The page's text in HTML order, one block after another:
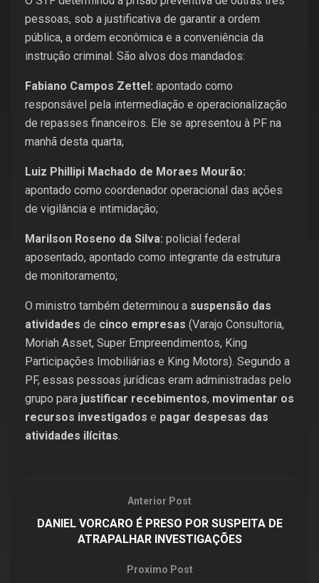
pessoas, sob a justificativa de garantir a ordem
pública, a ordem econômica e a conveniência da
instrução criminal. São alvos dos mandados:
Fabiano Campos Zettel: apontado como
responsável pela intermediação e operacionalização
de repasses financeiros. Ele se apresentou à PF na
manhã desta quarta;
Luiz Phillipi Machado de Moraes Mourão:
apontado como coordenador operacional das ações
de vigilância e intimidação;
Marilson Roseno da Silva: policial federal
aposentado, apontado como integrante da estrutura
de monitoramento;
O ministro também determinou a suspensão das
atividades de cinco empresas (Varajo Consultoria,
Moriah Asset, Super Empreendimentos, King
Participações Imobiliárias e King Motors). Segundo a
PF, essas pessoas jurídicas eram administradas pelo
grupo para justificar recebimentos, movimentar os
recursos investigados e pagar despesas das
atividades ilícitas.
Anterior Post
DANIEL VORCARO É PRESO POR SUSPEITA DE
ATRAPALHAR INVESTIGAÇÕES
Proximo Post